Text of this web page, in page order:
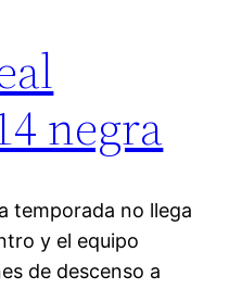
negra
temporada no llega
y el equipo
de descenso a